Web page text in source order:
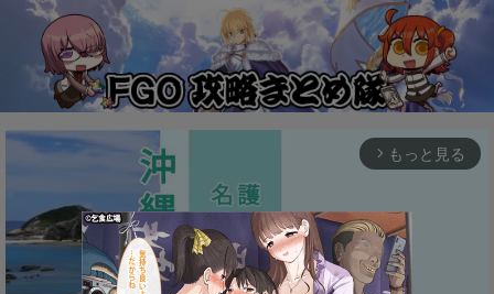
arrow_forward_ios もっと見る